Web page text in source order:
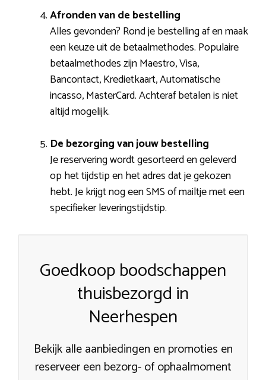
Afronden van de bestelling
Alles gevonden? Rond je bestelling af en maak
een keuze uit de betaalmethodes. Populaire
betaalmethodes zijn Maestro, Visa,
Bancontact, Kredietkaart, Automatische
incasso, MasterCard. Achteraf betalen is niet
altijd mogelijk.
De bezorging van jouw bestelling
Je reservering wordt gesorteerd en geleverd
op het tijdstip en het adres dat je gekozen
hebt. Je krijgt nog een SMS of mailtje met een
specifieker leveringstijdstip.
Goedkoop boodschappen
thuisbezorgd in
Neerhespen
Bekijk alle aanbiedingen en promoties en
reserveer een bezorg- of ophaalmoment